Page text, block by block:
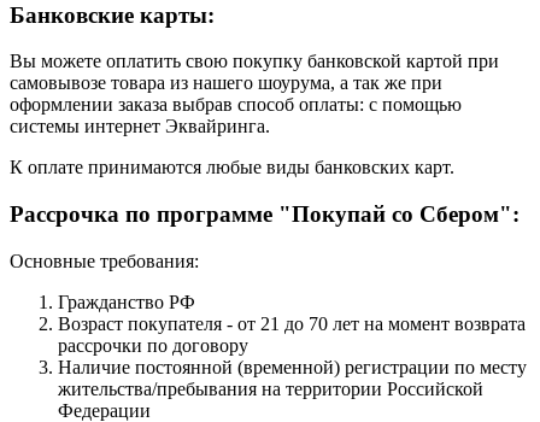
Банковские карты:
Вы можете оплатить свою покупку банковской картой при
самовывозе товара из нашего шоурума, а так же при
оформлении заказа выбрав способ оплаты: с помощью
системы интернет Эквайринга.
К оплате принимаются любые виды банковских карт.
Рассрочка по программе "Покупай со Сбером":
Основные требования:
Гражданство РФ
Возраст покупателя - от 21 до 70 лет на момент возврата
рассрочки по договору
Наличие постоянной (временной) регистрации по месту
жительства/пребывания на территории Российской
Федерации